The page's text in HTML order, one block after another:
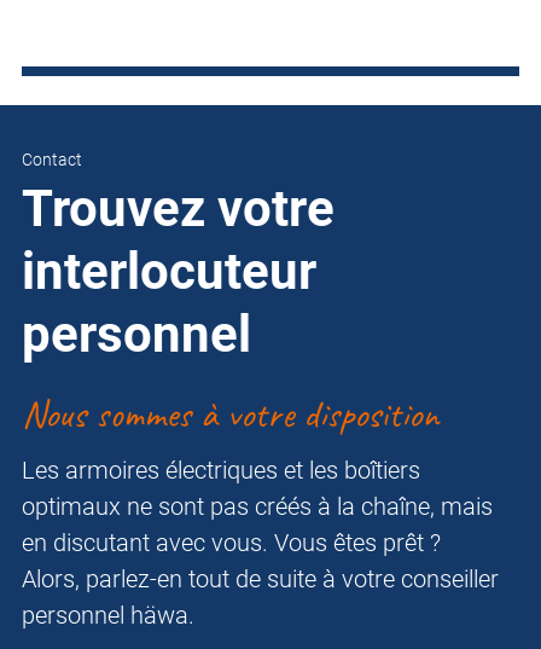
Contact
Trouvez votre
interlocuteur
personnel
Nous sommes à votre disposition
Les armoires électriques et les boîtiers
optimaux ne sont pas créés à la chaîne, mais
en discutant avec vous. Vous êtes prêt ?
Alors, parlez-en tout de suite à votre conseiller
personnel häwa.